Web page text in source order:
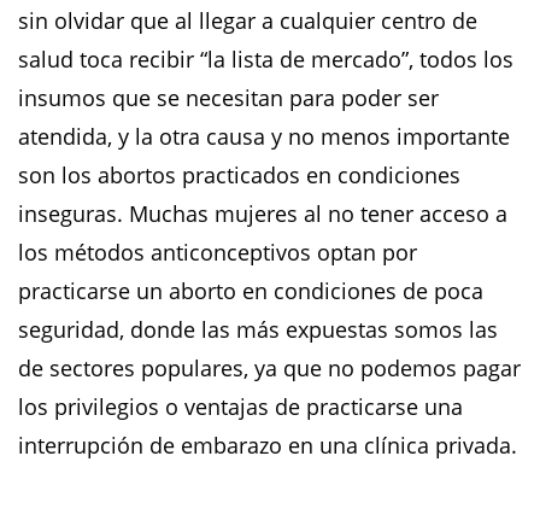
sin olvidar que al llegar a cualquier centro de
salud toca recibir “la lista de mercado”, todos los
insumos que se necesitan para poder ser
atendida, y la otra causa y no menos importante
son los abortos practicados en condiciones
inseguras. Muchas mujeres al no tener acceso a
los métodos anticonceptivos optan por
practicarse un aborto en condiciones de poca
seguridad, donde las más expuestas somos las
de sectores populares, ya que no podemos pagar
los privilegios o ventajas de practicarse una
interrupción de embarazo en una clínica privada.